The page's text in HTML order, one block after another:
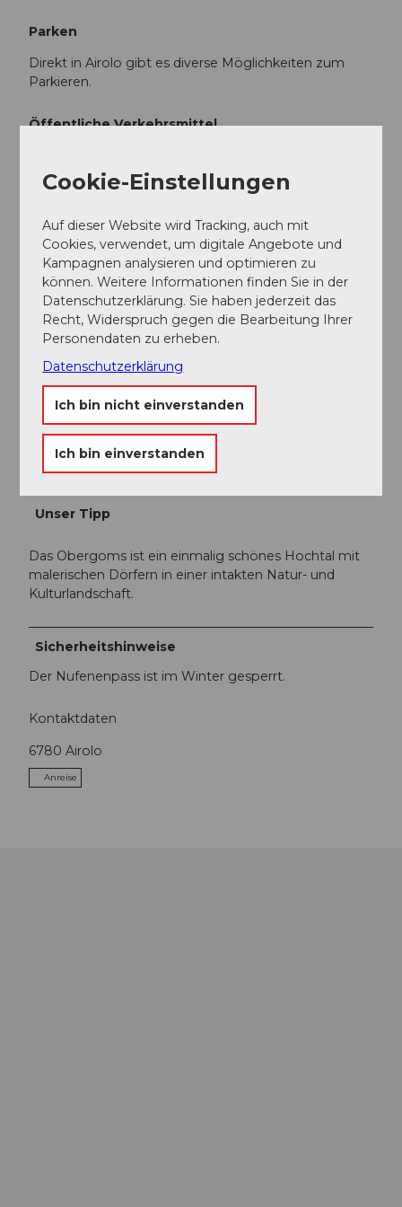
Parken
Direkt in Airolo gibt es diverse Möglichkeiten zum
Parkieren.
Öffentliche Verkehrsmittel
Verkehrsmitteln erschlossen. Der Fahrplan ist folgeder:
Fahrplan SBB
Weitere Infos / Links
Öffnungszeiten Alpenpässe
Caseificio del Gottardo
Autor:in
Andermatt-Urserntal Tourismus GmbH
Organisation
Ferienregion Andermatt
Unser Tipp
Das Obergoms ist ein einmalig schönes Hochtal mit
malerischen Dörfern in einer intakten Natur- und
Kulturlandschaft.
Sicherheitshinweise
Der Nufenenpass ist im Winter gesperrt.
Kontaktdaten
6780 Airolo
Anreise
Cookie-Einstellungen
Auf dieser Website wird Tracking, auch mit
Cookies, verwendet, um digitale Angebote und
Kampagnen analysieren und optimieren zu
können. Weitere Informationen finden Sie in der
Datenschutzerklärung. Sie haben jederzeit das
Recht, Widerspruch gegen die Bearbeitung Ihrer
Personendaten zu erheben.
Datenschutzerklärung
Ich bin nicht einverstanden
Ich bin einverstanden